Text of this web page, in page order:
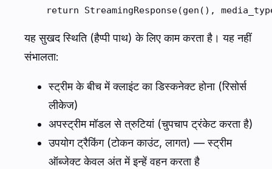
return StreamingResponse(gen(),
यह सुखद स्थिति (हैप्पी पाथ) के लिए काम करता है। यह नहीं
संभालता:
स्ट्रीम के बीच में क्लाइंट का डिस्कनेक्ट होना (रिसोर्स
लीकेज)
अपस्ट्रीम मॉडल से त्रुटियां (चुपचाप ट्रंकेट करता है)
उपयोग ट्रैकिंग (टोकन काउंट, लागत) — स्ट्रीम
ऑब्जेक्ट केवल अंत में इन्हें वहन करता है